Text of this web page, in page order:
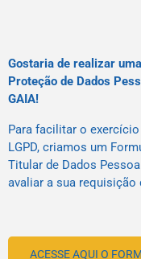
Gostaria de realizar
Proteção de Dados
GAIA!
Para facilitar o
LGPD, criamos um
Titular de Dados
avaliar a sua requisição
ACESSE AQUI O